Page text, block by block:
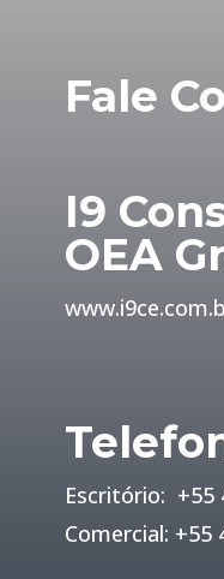
Fale
I9
OEA
Escritório:
Comercial: +55